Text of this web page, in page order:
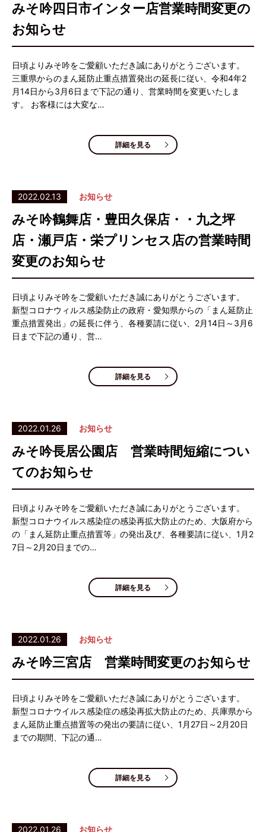
みそ吟四日市インター店営業時間変更の
お知らせ
日頃よりみそ吟をご愛顧いただき誠にありがとうございます。
三重県からのまん延防止重点措置発出の延長に従い、令和4年2
月14日から3月6日まで下記の通り、営業時間を変更いたしま
す。 お客様には大変な…
詳細を見る
2022.02.13 お知らせ
みそ吟鶴舞店・豊田久保店・・九之坪
店・瀬戸店・栄プリンセス店の営業時間
変更のお知らせ
日頃よりみそ吟をご愛顧いただき誠にありがとうございます。
新型コロナウィルス感染防止の政府・愛知県からの「まん延防止
重点措置発出」の延長に伴う、各種要請に従い、2月14日～3月6
日まで下記の通り、営…
詳細を見る
2022.01.26 お知らせ
みそ吟長居公園店 営業時間短縮につい
てのお知らせ
日頃よりみそ吟をご愛顧いただき誠にありがとうございます。
新型コロナウイルス感染症の感染再拡大防止のため、大阪府から
の「まん延防止重点措置等」の発出及び、各種要請に従い、1月2
7日～2月20日までの…
詳細を見る
2022.01.26 お知らせ
みそ吟三宮店 営業時間変更のお知らせ
日頃よりみそ吟をご愛顧いただき誠にありがとうございます。
新型コロナウイルス感染症の感染再拡大防止のため、兵庫県から
まん延防止重点措置等の発出の要請に従い、1月27日～2月20日
までの期間、下記の通…
詳細を見る
2022.01.26 お知らせ